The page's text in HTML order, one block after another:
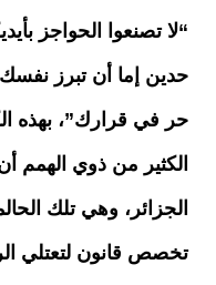
“لا تصنعوا الحواجز
حدين إما أن تبرز نفسك
حر في قرارك”، بهذه
الكثير من ذوي
الجزائر، وهي تلك
تخصص قانون لتعتلي